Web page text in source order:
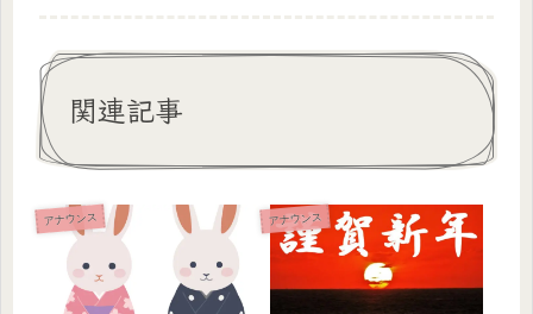
関連記事
アナウンス アナウンス